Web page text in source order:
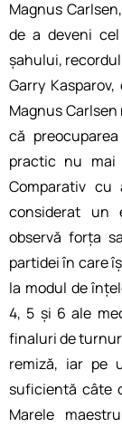
Magnus
de a deveni
șahului,
Garry
Magnus
că
practic nu
Comparativ
considerat un
observă forța
partidei în care
la modul de
4, 5 și 6 ale
finaluri de
remiză, iar pe
suficientă câte
Marele